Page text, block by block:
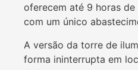
oferecem até 9 horas
com um único
A versão da torre de
forma ininterrupta em